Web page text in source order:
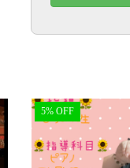
5% OFF